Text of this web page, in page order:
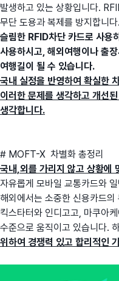
발생하고 있는 상황입니다.
무단 도용과 복제를 방지합니다.
슬림한 RFID차단 카드로 사용
사용하시고, 해외여행이나 출
여행길이 될 수 있습니다.
국내 실정을 반영하여 확실한
이러한 문제를 생각하고 개선
생각합니다.
# MOFT-X 차별화 총정리
국내,외를 가리지 않고 상황에
자유롭게 모바일 교통카드와
해외에서는 소중한 신용카드
킥스타터와 인디고고, 마쿠아
수준으로 움직이고 있습니다.
위하여 경쟁력 있고 합리적인